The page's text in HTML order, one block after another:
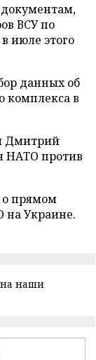
ВСУ по
июле этого
данных об
комплекса в
Дмитрий
НАТО против
о прямом
на Украине.
наши